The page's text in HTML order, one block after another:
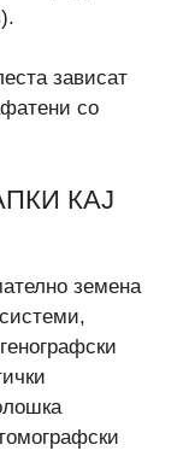
зависат
со
КАЈ
земена